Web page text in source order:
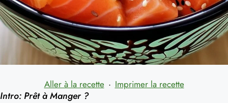
Aller à la recette · Imprimer la recette
Intro: Prêt à Manger ?